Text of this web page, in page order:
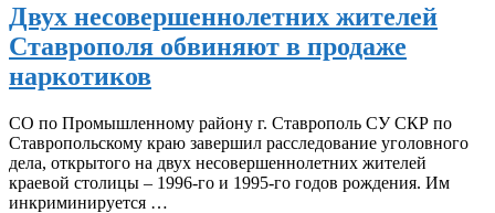
Двух несовершеннолетних жителей
Ставрополя обвиняют в продаже
наркотиков
СО по Промышленному району г. Ставрополь СУ СКР по
Ставропольскому краю завершил расследование уголовного
дела, открытого на двух несовершеннолетних жителей
краевой столицы – 1996-го и 1995-го годов рождения. Им
инкриминируется …